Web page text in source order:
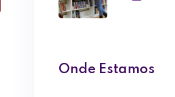
Onde Estamos